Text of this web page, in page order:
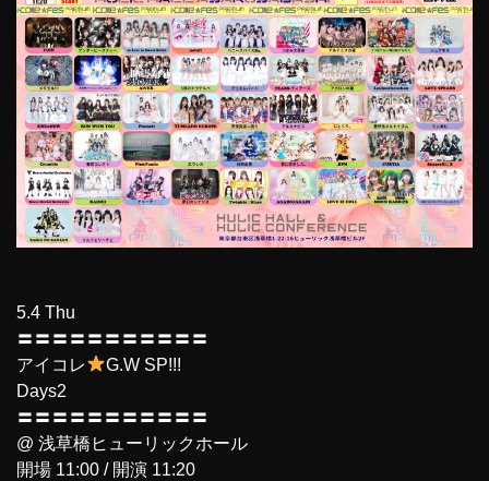
5.4 Thu
〓〓〓〓〓〓〓〓〓〓〓
アイコレ
G.W SP!!!
Days2
〓〓〓〓〓〓〓〓〓〓〓
@ 浅草橋ヒューリックホール
開場 11:00 / 開演 11:20